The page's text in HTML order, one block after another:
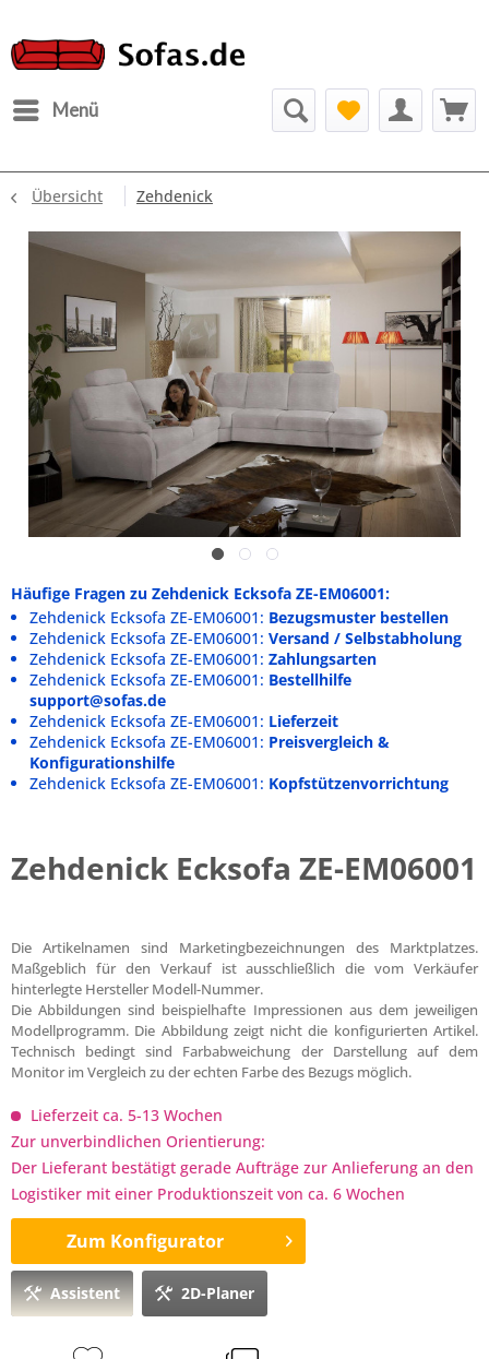
Menü
Übersicht Zehdenick
Häufige Fragen zu Zehdenick Ecksofa ZE-EM06001:
Zehdenick Ecksofa ZE-EM06001: Bezugsmuster bestellen
Zehdenick Ecksofa ZE-EM06001: Versand / Selbstabholung
Zehdenick Ecksofa ZE-EM06001: Zahlungsarten
Zehdenick Ecksofa ZE-EM06001: Bestellhilfe
support@sofas.de
Zehdenick Ecksofa ZE-EM06001: Lieferzeit
Zehdenick Ecksofa ZE-EM06001: Preisvergleich &
Konfigurationshilfe
Zehdenick Ecksofa ZE-EM06001: Kopfstützenvorrichtung
Zehdenick Ecksofa ZE-EM06001
Die Artikelnamen sind Marketingbezeichnungen des Marktplatzes.
Maßgeblich für den Verkauf ist ausschließlich die vom Verkäufer
hinterlegte Hersteller Modell-Nummer.
Die Abbildungen sind beispielhafte Impressionen aus dem jeweiligen
Modellprogramm. Die Abbildung zeigt nicht die konfigurierten Artikel.
Technisch bedingt sind Farbabweichung der Darstellung auf dem
Monitor im Vergleich zu der echten Farbe des Bezugs möglich.
Lieferzeit ca. 5-13 Wochen
Zur unverbindlichen Orientierung:
Der Lieferant bestätigt gerade Aufträge zur Anlieferung an den
Logistiker mit einer Produktionszeit von ca. 6 Wochen
Zum Konfigurator
Assistent 2D-Planer